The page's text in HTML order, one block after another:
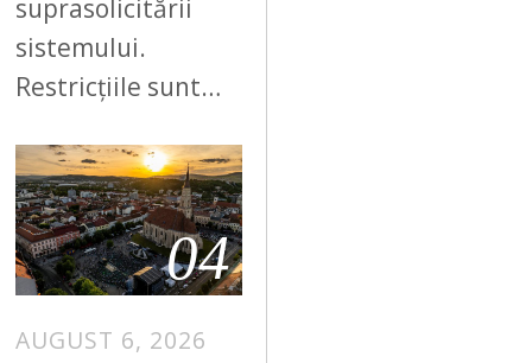
suprasolicitării
sistemului.
Restricțiile sunt…
04
AUGUST 6, 2026